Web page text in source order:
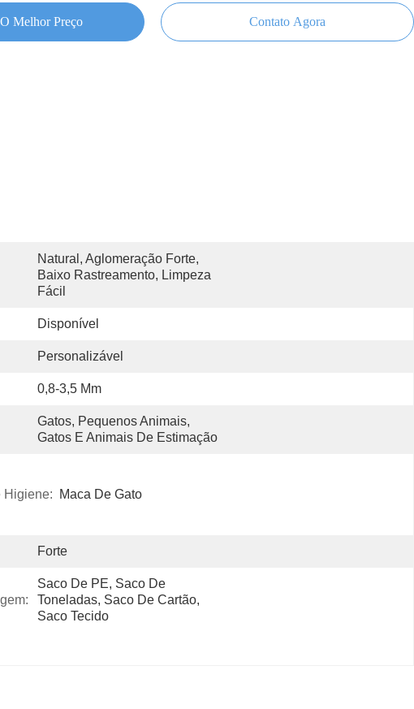
Melhor Preço Contato Agora
Natural, Aglomeração Forte,
Baixo Rastreamento, Limpeza
Fácil
Disponível
Personalizável
0,8-3,5 Mm
Gatos, Pequenos Animais,
Gatos E Animais De Estimação
Higiene: Maca De Gato
Forte
Saco De PE, Saco De
Toneladas, Saco De Cartão,
Saco Tecido